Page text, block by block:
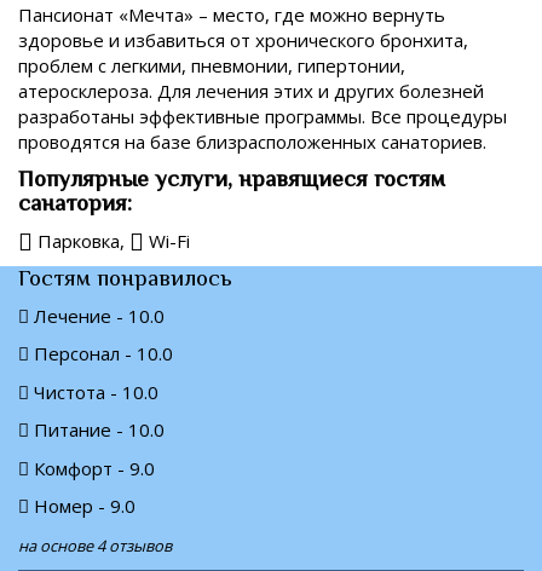
Пансионат «Мечта» – место, где можно вернуть
здоровье и избавиться от хронического бронхита,
проблем с легкими, пневмонии, гипертонии,
атеросклероза. Для лечения этих и других болезней
разработаны эффективные программы. Все процедуры
проводятся на базе близрасположенных санаториев.
Популярные услуги, нравящиеся гостям
санатория:
Парковка, Wi-Fi
Гостям понравилось
Лечение - 10.0
Персонал - 10.0
Чистота - 10.0
Питание - 10.0
Комфорт - 9.0
Номер - 9.0
на основе 4 отзывов